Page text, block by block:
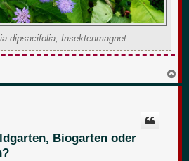
dipsacifolia, Insektenmagnet
a
Biogarten oder